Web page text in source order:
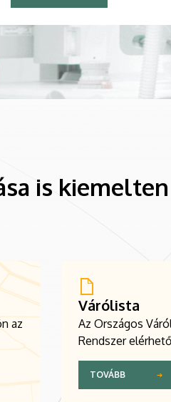
is kiemelten
az
Várólista
Az Országos
Rendszer
TOVÁBB